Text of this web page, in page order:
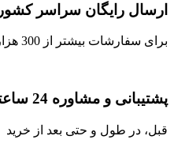
ارسال رایگان سراسر کشور
برای سفارشات بیشتر از 300 هزار تومان
پشتیبانی و مشاوره 24 ساعته
قبل، در طول و حتی بعد از خرید